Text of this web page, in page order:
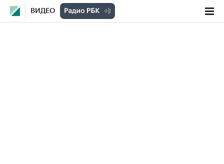
ВИДЕО